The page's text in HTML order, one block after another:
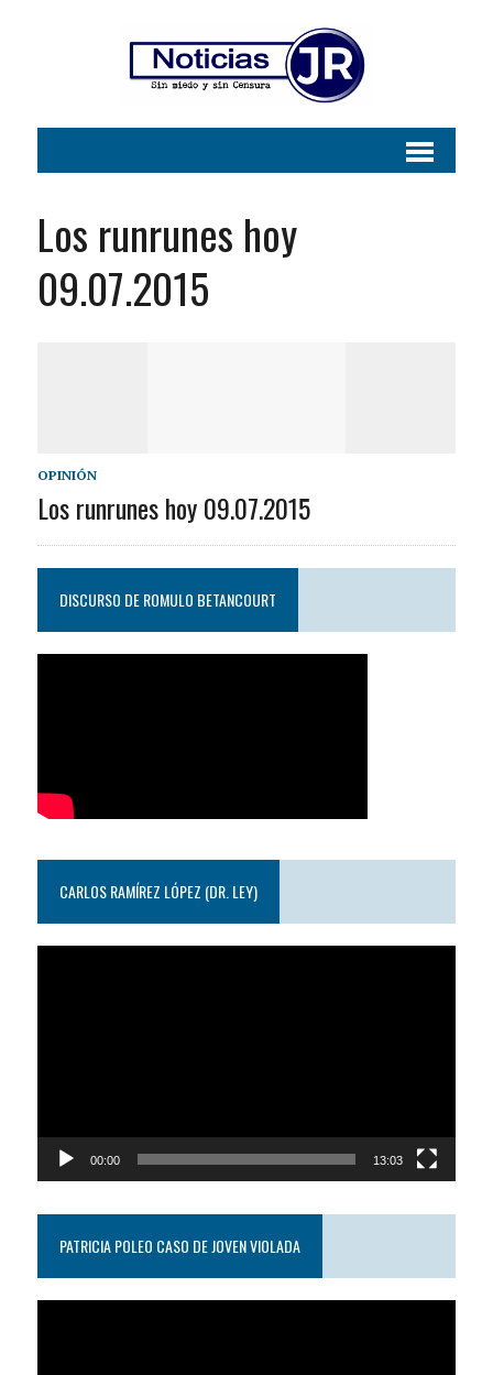
Los runrunes hoy
09.07.2015
OPINIÓN
Los runrunes hoy 09.07.2015
DISCURSO DE ROMULO BETANCOURT
CARLOS RAMÍREZ LÓPEZ (DR. LEY)
00:00 13:03
PATRICIA POLEO CASO DE JOVEN VIOLADA